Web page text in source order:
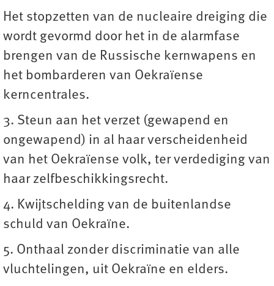
Het stopzetten van de nucleaire dreiging die
wordt gevormd door het in de alarmfase
brengen van de Russische kernwapens en
het bombarderen van Oekraïense
kerncentrales.
3. Steun aan het verzet (gewapend en
ongewapend) in al haar verscheidenheid
van het Oekraïense volk, ter verdediging van
haar zelfbeschikkingsrecht.
4. Kwijtschelding van de buitenlandse
schuld van Oekraïne.
5. Onthaal zonder discriminatie van alle
vluchtelingen, uit Oekraïne en elders.